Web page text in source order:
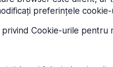
preferințele cookie-
Cookie-urile pentru